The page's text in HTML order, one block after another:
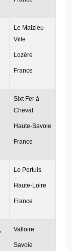
Le Malzieu-
Ville
Lozère
France
Sixt Fer à
Cheval
Haute-Savoie
France
Le Pertuis
Haute-Loire
France
Valloire
Savoie